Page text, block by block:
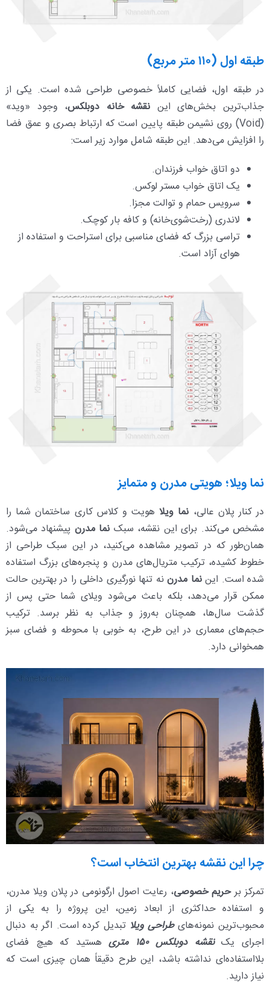
طبقه اول (۱۱۰ متر مربع)
در طبقه اول، فضایی کاملاً خصوصی طراحی شده است. یکی از
جذاب‌ترین بخش‌های این نقشه خانه دوبلکس، وجود «وید»
(Void) روی نشیمن طبقه پایین است که ارتباط بصری و عمق فضا
را افزایش می‌دهد. این طبقه شامل موارد زیر است:
دو اتاق خواب فرزندان.
یک اتاق خواب مستر لوکس.
سرویس حمام و توالت مجزا.
لاندری (رخت‌شوی‌خانه) و کافه بار کوچک.
تراسی بزرگ که فضای مناسبی برای استراحت و استفاده از
هوای آزاد است.
نما ویلا؛ هویتی مدرن و متمایز
در کنار پلان عالی، نما ویلاهویت و کلاس کاری ساختمان شما را
مشخص می‌کند. برای این نقشه، سبک نما مدرن پیشنهاد می‌شود.
همان‌طور که در تصویر مشاهده می‌کنید، در این سبک طراحی از
خطوط کشیده، ترکیب متریال‌های مدرن و پنجره‌های بزرگ استفاده
شده است. ایننما مدرننه تنها نورگیری داخلی را در بهترین حالت
ممکن قرار می‌دهد، بلکه باعث می‌شود ویلای شما حتی پس از
گذشت سال‌ها، همچنان به‌روز و جذاب به نظر برسد. ترکیب
حجم‌های معماری در این طرح، به خوبی با محوطه و فضای سبز
همخوانی دارد.
چرا این نقشه بهترین انتخاب است؟
تمرکز برحریم خصوصی، رعایت اصول ارگونومی در پلان ویلا مدرن،
و استفاده حداکثری از ابعاد زمین، این پروژه را به یکی از
محبوب‌ترین نمونه‌هایطراحی ویلا تبدیل کرده است. اگر به دنبال
اجرای یکنقشه دوبلکس ۱۵۰ متری
هستید که هیچ فضای
بلااستفاده‌ای نداشته باشد، این طرح دقیقاً همان چیزی است که
نیاز دارید.